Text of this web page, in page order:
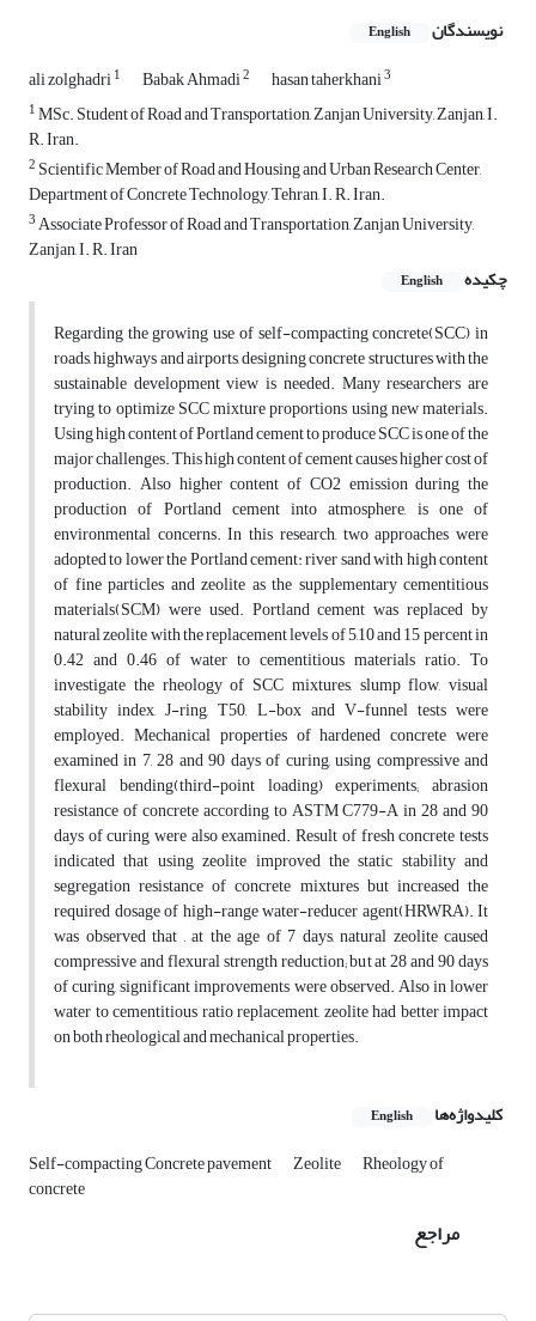
نویسندگان English
ali zolghadri1 Babak Ahmadi2 hasan taherkhani3
1MSc. Student of Road and Transportation, Zanjan University, Zanjan, I.
R. Iran.
2 Scientific Member of Road and Housing and Urban Research Center,
Department of Concrete Technology, Tehran, I. R. Iran.
3Associate Professor of Road and Transportation, Zanjan University,
Zanjan, I. R. Iran
چکیده
English
Regarding the growing use of self-compacting concrete(SCC) in
roads, highways and airports, designing concrete structures with the
sustainable development view is needed. Many researchers are
trying to optimize SCC mixture proportions using new materials.
Using high content of Portland cement to produce SCC is one of the
major challenges. This high content of cement causes higher cost of
production. Also higher content of CO2 emission during the
production of Portland cement into atmosphere, is one of
environmental concerns. In this research, two approaches were
adopted to lower the Portland cement: river sand with high content
of fine particles and zeolite as the supplementary cementitious
materials(SCM) were used. Portland cement was replaced by
natural zeolite with the replacement levels of 5,10 and 15 percent in
0.42 and 0.46 of water to cementitious materials ratio. To
investigate the rheology of SCC mixtures, slump flow, visual
stability index, J-ring, T50, L-box and V-funnel tests were
employed. Mechanical properties of hardened concrete were
examined in 7, 28 and 90 days of curing, using compressive and
flexural bending(third-point loading) experiments; abrasion
resistance of concrete according to ASTM C779-A in 28 and 90
days of curing were also examined. Result of fresh concrete tests
indicated that using zeolite improved the static stability and
segregation resistance of concrete mixtures but increased the
required dosage of high-range water-reducer agent(HRWRA). It
was observed that , at the age of 7 days, natural zeolite caused
compressive and flexural strength reduction; but at 28 and 90 days
of curing, significant improvements were observed. Also in lower
water to cementitious ratio replacement, zeolite had better impact
on both rheological and mechanical properties.
کلیدواژه‌ها English
Self-compacting Concrete pavement Zeolite Rheology of
concrete
مراجع